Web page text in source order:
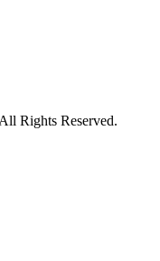
Rights Reserved.